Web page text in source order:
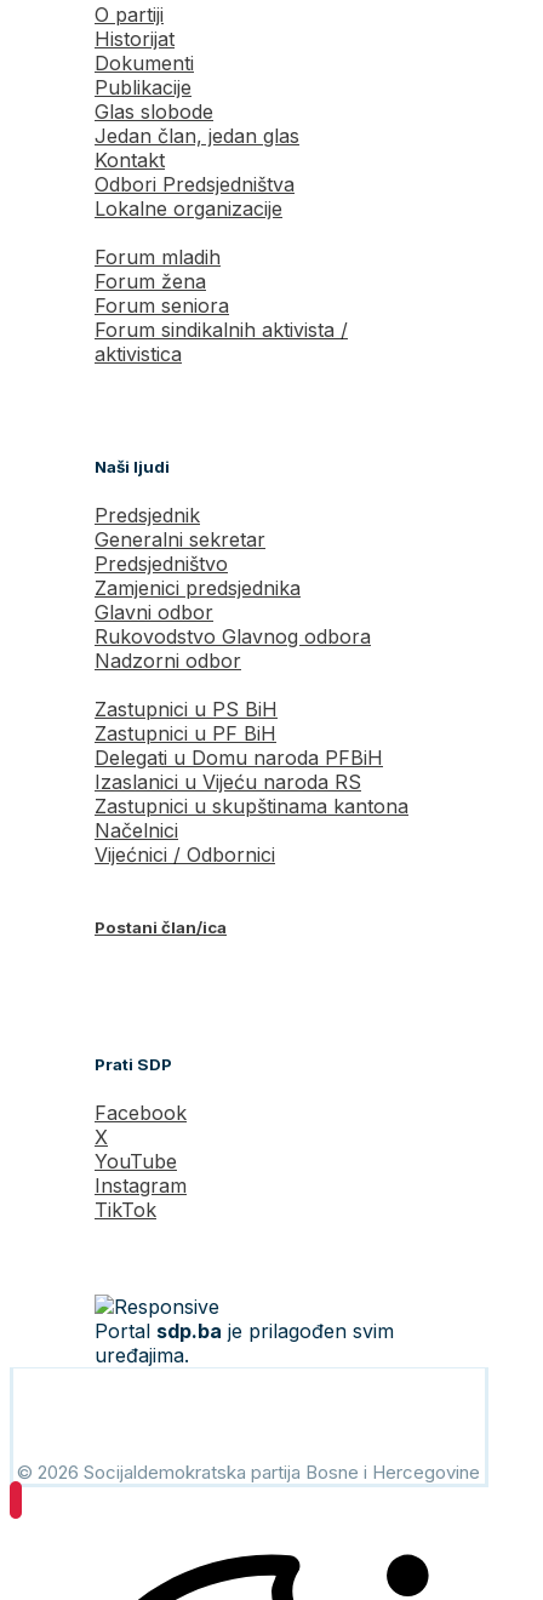
O partiji
Historijat
Dokumenti
Publikacije
Glas slobode
Jedan član, jedan glas
Kontakt
Odbori Predsjedništva
Lokalne organizacije
Forum mladih
Forum žena
Forum seniora
Forum sindikalnih aktivista /
aktivistica
Naši ljudi
Predsjednik
Generalni sekretar
Predsjedništvo
Zamjenici predsjednika
Glavni odbor
Rukovodstvo Glavnog odbora
Nadzorni odbor
Zastupnici u PS BiH
Zastupnici u PF BiH
Delegati u Domu naroda PFBiH
Izaslanici u Vijeću naroda RS
Zastupnici u skupštinama kantona
Načelnici
Vijećnici / Odbornici
Postani član/ica
Prati SDP
Facebook
X
YouTube
Instagram
TikTok
Portal sdp.ba je prilagođen svim
uređajima.
© 2026 Socijaldemokratska partija Bosne i Hercegovine